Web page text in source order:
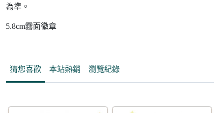
為準。
5.8cm霧面徽章
猜您喜歡 本站熱銷 瀏覽紀錄